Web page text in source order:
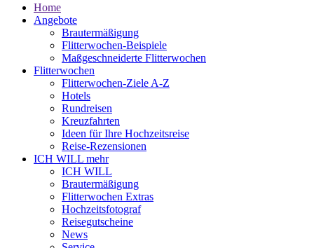
Home
Angebote
Brautermäßigung
Flitterwochen-Beispiele
Maßgeschneiderte Flitterwochen
Flitterwochen
Flitterwochen-Ziele A-Z
Hotels
Rundreisen
Kreuzfahrten
Ideen für Ihre Hochzeitsreise
Reise-Rezensionen
ICH WILL mehr
ICH WILL
Brautermäßigung
Flitterwochen Extras
Hochzeitsfotograf
Reisegutscheine
News